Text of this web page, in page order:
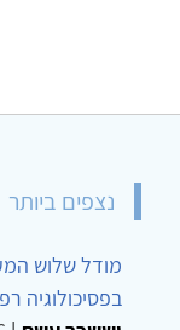
נצפים ביותר
מודל שלוש
בפסיכולוגיה